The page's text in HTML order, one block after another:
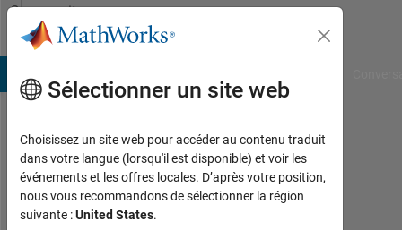
Passer au contenu
Community
Profile
christian
Last
seen:
plus
Sélectionner un site web
Choisissez un site web pour accéder au contenu traduit
dans votre langue (lorsqu'il est disponible) et voir les
événements et les offres locales. D’après votre position,
nous vous recommandons de sélectionner la région
suivante :United States.